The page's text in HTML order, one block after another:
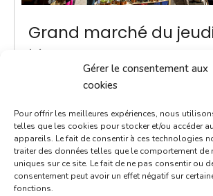
Gérer le consentement aux
cookies
Pour offrir les meilleures expériences, nous
telles que les cookies pour stocker et/ou accéder
appareils. Le fait de consentir à ces technologies
traiter des données telles que le comportement de
uniques sur ce site. Le fait de ne pas consentir ou
consentement peut avoir un effet négatif sur
fonctions.
Grand marché du
8h00 - 13h00
Marchés
ACTUALITÉ - Une navette Bastibus
marché Chaque jeudi jusqu’à